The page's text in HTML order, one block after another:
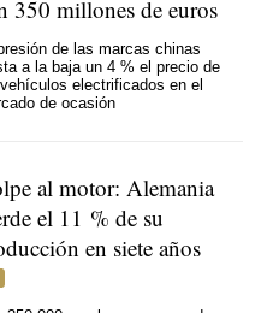
350 millones de euros
de las marcas chinas
a la baja un 4 % el precio de
electrificados en el
de ocasión
al motor: Alemania
el 11 % de su
en siete años